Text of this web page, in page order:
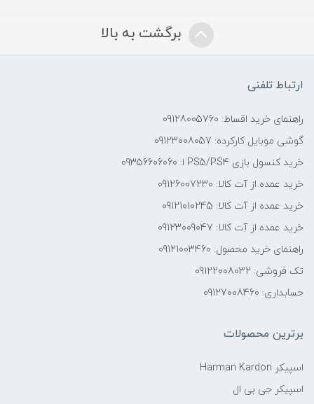
برگشت به بالا
ارتباط تلفنی
راهنمای خرید اقساط: 09128005760
گوشی موبایل کارکرده: 09123008057
خرید کنسول بازی PS5/PS4 ا: 09356606060
خرید عمده از آت کالا: 09126007230
خرید عمده از آت کالا: 09121010245
خرید عمده از آت کالا: 09123009047
راهنمای خرید محصول: 09121003460
تک فروشی: 09122008032
حسابداری: 09127008460
برترین محصولات
اسپیکر Harman Kardon
اسپیکر جی بی ال